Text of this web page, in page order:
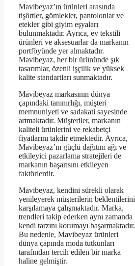
Mavibeyaz’ın ürünleri arasında
tişörtler, gömlekler, pantolonlar ve
etekler gibi giyim eşyaları
bulunmaktadır. Ayrıca, ev tekstili
ürünleri ve aksesuarlar da markanın
portföyünde yer almaktadır.
Mavibeyaz, her bir ürününde şık
tasarımlar, özenli işçilik ve yüksek
kalite standartları sunmaktadır.
Mavibeyaz markasının dünya
çapındaki tanınırlığı, müşteri
memnuniyeti ve sadakati sayesinde
artmaktadır. Müşteriler, markanın
kaliteli ürünlerini ve rekabetçi
fiyatlarını takdir etmektedir. Ayrıca,
Mavibeyaz’ın güçlü dağıtım ağı ve
etkileyici pazarlama stratejileri de
markanın başarısını etkileyen
faktörlerdir.
Mavibeyaz, kendini sürekli olarak
yenileyerek müşterilerin beklentilerini
karşılamaya çalışmaktadır. Marka,
trendleri takip ederken aynı zamanda
kendi tarzını korumayı başarmaktadır.
Bu nedenle, Mavibeyaz ürünleri
dünya çapında moda tutkunları
tarafından tercih edilen bir marka
haline gelmiştir.